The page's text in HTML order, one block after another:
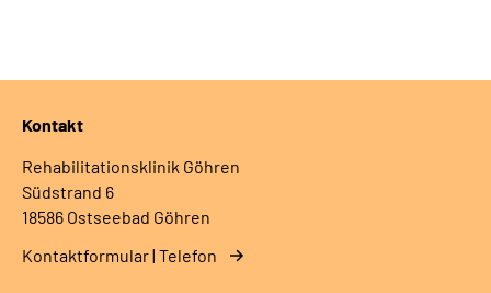
Kontakt
Rehabilitationsklinik Göhren
Südstrand 6
18586 Ostseebad Göhren
Kontaktformular | Telefon